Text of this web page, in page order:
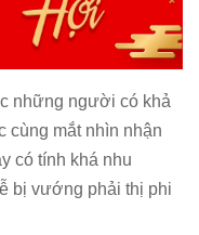
những người có khả
cùng mắt nhìn nhận
có tính khá nhu
bị vướng phải thị phi